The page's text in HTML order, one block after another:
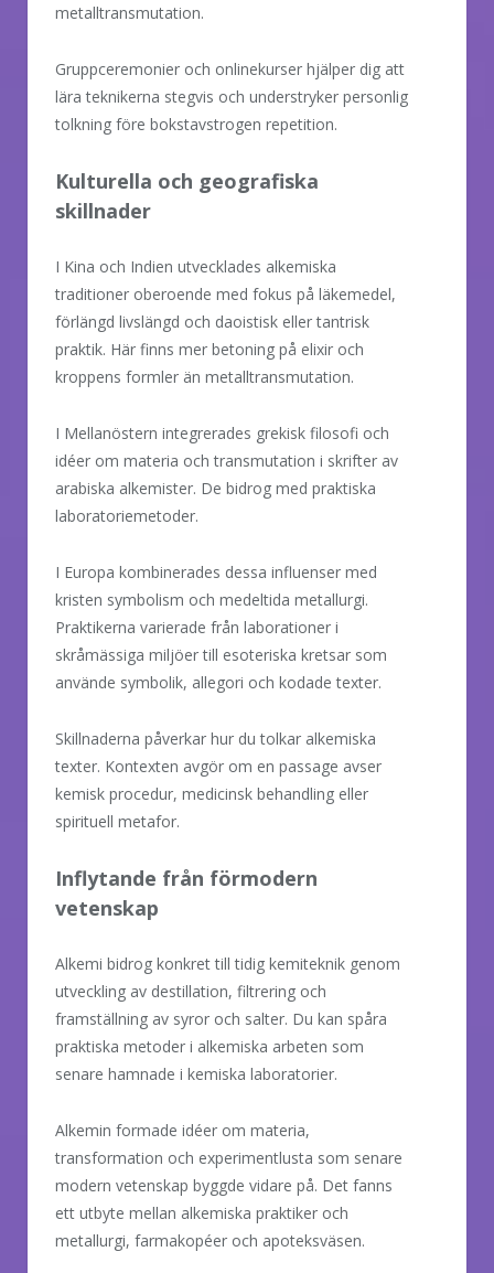
metalltransmutation.
Gruppceremonier och onlinekurser hjälper dig att
lära teknikerna stegvis och understryker personlig
tolkning före bokstavstrogen repetition.
Kulturella och geografiska
skillnader
I Kina och Indien utvecklades alkemiska
traditioner oberoende med fokus på läkemedel,
förlängd livslängd och daoistisk eller tantrisk
praktik. Här finns mer betoning på elixir och
kroppens formler än metalltransmutation.
I Mellanöstern integrerades grekisk filosofi och
idéer om materia och transmutation i skrifter av
arabiska alkemister. De bidrog med praktiska
laboratoriemetoder.
I Europa kombinerades dessa influenser med
kristen symbolism och medeltida metallurgi.
Praktikerna varierade från laborationer i
skråmässiga miljöer till esoteriska kretsar som
använde symbolik, allegori och kodade texter.
Skillnaderna påverkar hur du tolkar alkemiska
texter. Kontexten avgör om en passage avser
kemisk procedur, medicinsk behandling eller
spirituell metafor.
Inflytande från förmodern
vetenskap
Alkemi bidrog konkret till tidig kemiteknik genom
utveckling av destillation, filtrering och
framställning av syror och salter. Du kan spåra
praktiska metoder i alkemiska arbeten som
senare hamnade i kemiska laboratorier.
Alkemin formade idéer om materia,
transformation och experimentlusta som senare
modern vetenskap byggde vidare på. Det fanns
ett utbyte mellan alkemiska praktiker och
metallurgi, farmakopéer och apoteksväsen.